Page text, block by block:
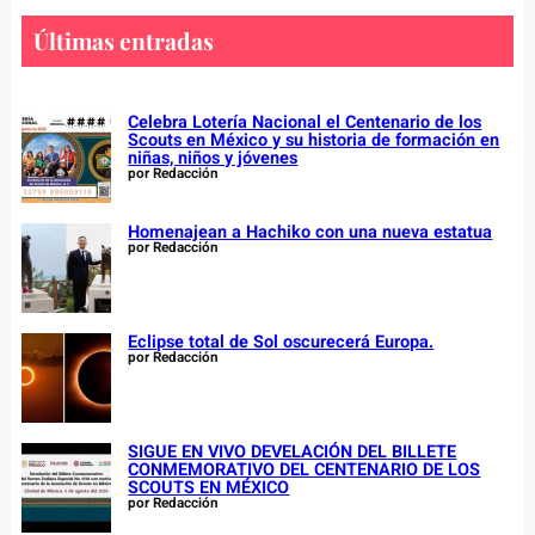
h
Últimas entradas
Celebra Lotería Nacional el Centenario de los
Scouts en México y su historia de formación en
niñas, niños y jóvenes
por Redacción
Homenajean a Hachiko con una nueva estatua
por Redacción
Eclipse total de Sol oscurecerá Europa.
por Redacción
SIGUE EN VIVO DEVELACIÓN DEL BILLETE
CONMEMORATIVO DEL CENTENARIO DE LOS
SCOUTS EN MÉXICO
por Redacción